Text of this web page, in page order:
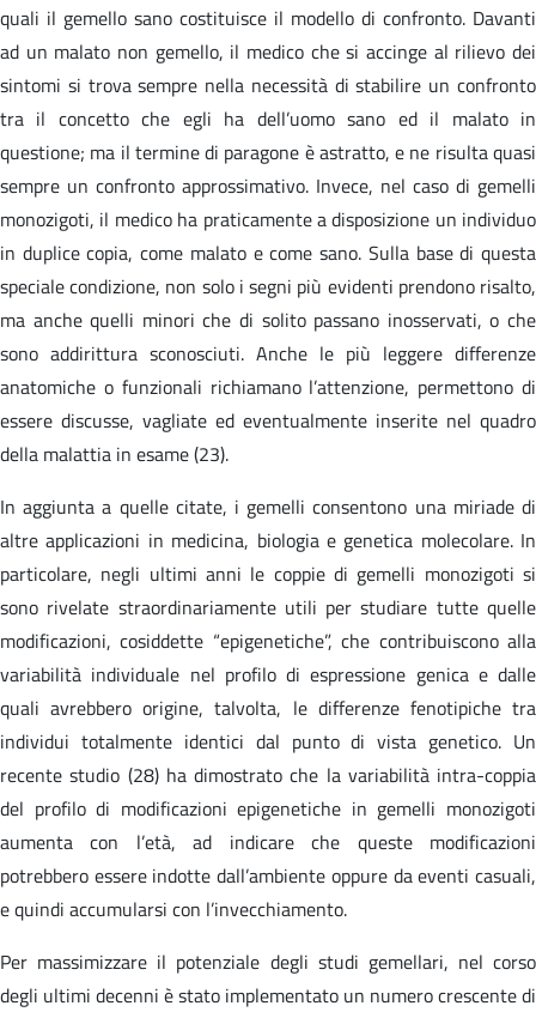
quali il gemello sano costituisce il modello di confronto. Davanti
ad un malato non gemello, il medico che si accinge al rilievo dei
sintomi si trova sempre nella necessità di stabilire un confronto
tra il concetto che egli ha dell’uomo sano ed il malato in
questione; ma il termine di paragone è astratto, e ne risulta quasi
sempre un confronto approssimativo. Invece, nel caso di gemelli
monozigoti, il medico ha praticamente a disposizione un individuo
in duplice copia, come malato e come sano. Sulla base di questa
speciale condizione, non solo i segni più evidenti prendono risalto,
ma anche quelli minori che di solito passano inosservati, o che
sono addirittura sconosciuti. Anche le più leggere differenze
anatomiche o funzionali richiamano l’attenzione, permettono di
essere discusse, vagliate ed eventualmente inserite nel quadro
della malattia in esame (23).
In aggiunta a quelle citate, i gemelli consentono una miriade di
altre applicazioni in medicina, biologia e genetica molecolare. In
particolare, negli ultimi anni le coppie di gemelli monozigoti si
sono rivelate straordinariamente utili per studiare tutte quelle
modificazioni, cosiddette “epigenetiche”, che contribuiscono alla
variabilità individuale nel profilo di espressione genica e dalle
quali avrebbero origine, talvolta, le differenze fenotipiche tra
individui totalmente identici dal punto di vista genetico. Un
recente studio (28) ha dimostrato che la variabilità intra-coppia
del profilo di modificazioni epigenetiche in gemelli monozigoti
aumenta con l’età, ad indicare che queste modificazioni
potrebbero essere indotte dall’ambiente oppure da eventi casuali,
e quindi accumularsi con l’invecchiamento.
Per massimizzare il potenziale degli studi gemellari, nel corso
degli ultimi decenni è stato implementato un numero crescente di